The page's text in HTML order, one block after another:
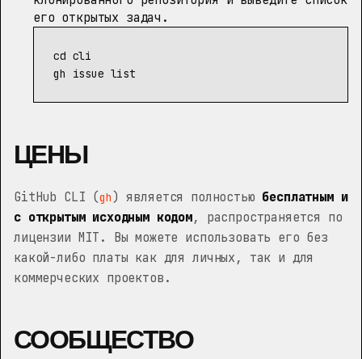
его открытых задач.
cd cli
ЦЕНЫ
GitHub CLI (gh) является полностью бесплатным и
с открытым исходным кодом, распространяется по
лицензии MIT. Вы можете использовать его без
какой-либо платы как для личных, так и для
коммерческих проектов.
СООБЩЕСТВО